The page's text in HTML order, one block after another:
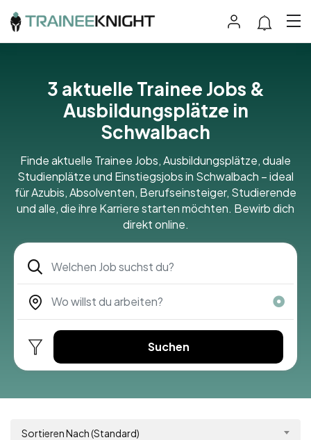
3 aktuelle Trainee Jobs &
Ausbildungsplätze in
Schwalbach
Finde aktuelle Trainee Jobs, Ausbildungsplätze, duale
Studienplätze und Einstiegsjobs in Schwalbach – ideal
für Azubis, Absolventen, Berufseinsteiger, Studierende
und alle, die ihre Karriere starten möchten. Bewirb dich
direkt online.
Suchen
Sortieren Nach (Standard)